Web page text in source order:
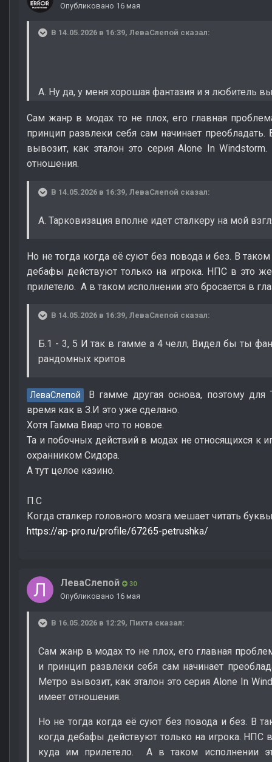
Опубликовано 16 мая
В 14.05.2026 в 16:39, ЛеваСлепой сказал:
А. Ну да, у меня хорошая фантазия и я любитель
Сам жанр в модах то не плох, его главная
принцип развлеки себя сам начинает
вывозит, как эталон это серия Alone In
отношения.
В 14.05.2026 в 16:39, ЛеваСлепой сказал:
А. Тарковизация вполне идет сталкеру на мой
Но не тогда когда её суют без повода и без. В
дебафы действуют только на игрока. НПС в это
прилетело. А в таком исполнении это бросается в
В 14.05.2026 в 16:39, ЛеваСлепой сказал:
Б.1 - 3, 5 И так в гамме а 4 челл, Видел бы ты
рандомных критов
ЛеваСлепой
В гамме другая основа, поэтому для
время как в З.И это уже сделано.
Хотя Гамма Виар что то новое.
Та и побочных действий в модах не относящихся к
охранником Сидора.
А тут целое казино.
П.С
Когда сталкер головного мозга мешает читать
https://ap-pro.ru/profile/67265-petrushka/
ЛеваСлепой 30
Опубликовано 16 мая
В 16.05.2026 в 12:29, Пихта сказал:
Сам жанр в модах то не плох, его главная
и принцип развлеки себя сам начинает
Метро вывозит, как эталон это серия Alone In
имеет отношения.
Но не тогда когда её суют без повода и без. В
когда дебафы действуют только на игрока. НПС
куда им прилетело. А в таком исполнении